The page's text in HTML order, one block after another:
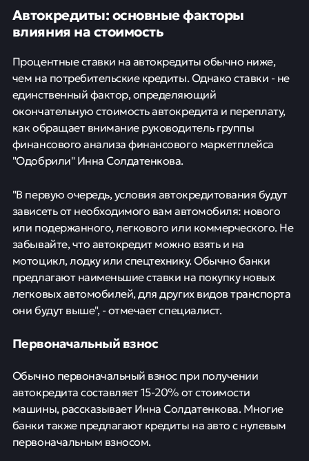
Автокредиты: основные факторы
влияния на стоимость
Процентные ставки на автокредиты обычно ниже,
чем на потребительские кредиты. Однако ставки - не
единственный фактор, определяющий
окончательную стоимость автокредита и переплату,
как обращает внимание руководитель группы
финансового анализа финансового маркетплейса
"Одобрили" Инна Солдатенкова.
"В первую очередь, условия автокредитования будут
зависеть от необходимого вам автомобиля: нового
или подержанного, легкового или коммерческого. Не
забывайте, что автокредит можно взять и на
мотоцикл, лодку или спецтехнику. Обычно банки
предлагают наименьшие ставки на покупку новых
легковых автомобилей, для других видов транспорта
они будут выше", - отмечает специалист.
Первоначальный взнос
Обычно первоначальный взнос при получении
автокредита составляет 15-20% от стоимости
машины, рассказывает Инна Солдатенкова. Многие
банки также предлагают кредиты на авто с нулевым
первоначальным взносом.